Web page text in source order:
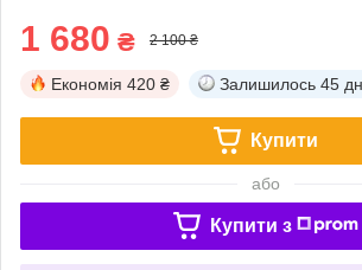
1 680 ₴ 2 100 ₴
Економія 420 ₴ Залишилось 45
Купити
або
Купити з